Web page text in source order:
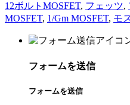
12ボルトMOSFET, フェッツ,
MOSFET, 1/Gm MOSFET, モ
フォームを送信
フォームを送信